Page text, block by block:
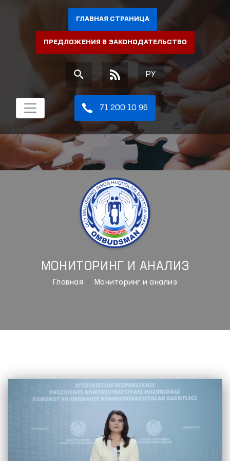
ГЛАВНАЯ СТРАНИЦА
ПРЕДЛОЖЕНИЯ В ЗАКОНОДАТЕЛЬСТВО
РУ
71 200 10 96
МОНИТОРИНГ И АНАЛИЗ
Главная Мониторинг и анализ